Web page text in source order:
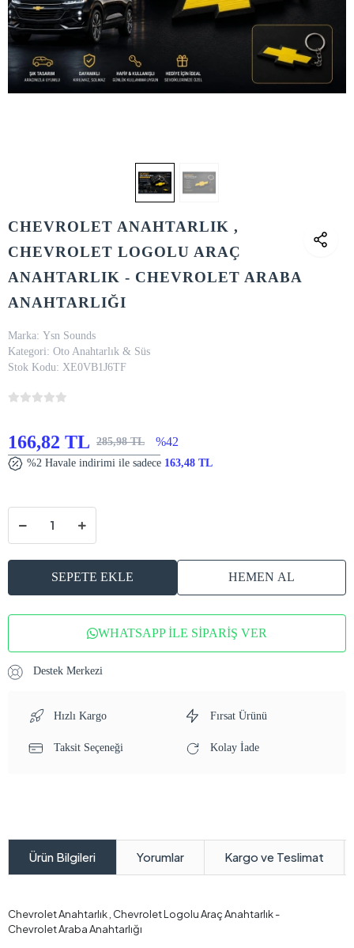
CHEVROLET ANAHTARLIK ,
CHEVROLET LOGOLU ARAÇ
ANAHTARLIK - CHEVROLET ARABA
ANAHTARLIĞI
Marka: Ysn Sounds
Kategori: Oto Anahtarlık & Süs
Stok Kodu: XE0VB1J6TF
166,82 TL 285,98 TL %42
%2 Havale indirimi ile sadece 163,48 TL
SEPETE EKLE HEMEN AL
WHATSAPP İLE SİPARİŞ VER
Destek Merkezi
Hızlı Kargo Fırsat Ürünü
Taksit Seçeneği Kolay İade
Ürün Bilgileri Yorumlar Kargo ve Teslimat
Chevrolet Anahtarlık , Chevrolet Logolu Araç Anahtarlık -
Chevrolet Araba Anahtarlığı